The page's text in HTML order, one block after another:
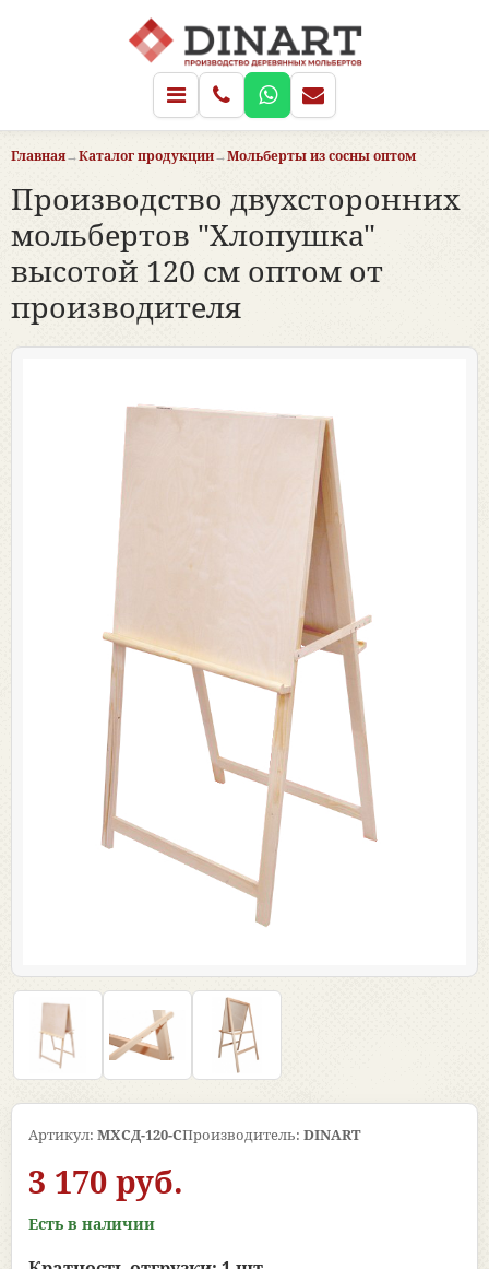
Главная→Каталог продукции→Мольберты из сосны оптом
Производство двухсторонних
мольбертов "Хлопушка"
высотой 120 см оптом от
производителя
Артикул: МХСД-120-СПроизводитель: DINART
3 170 руб.
Есть в наличии